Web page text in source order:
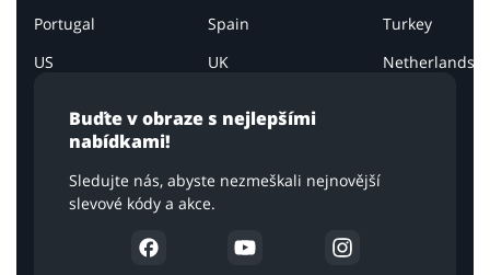
Buďte v obraze s nejlepšími
nabídkami!
Sledujte nás, abyste nezmeškali nejnovější
slevové kódy a akce.
Portugal
Spain
Turkey
US
UK Netherlands